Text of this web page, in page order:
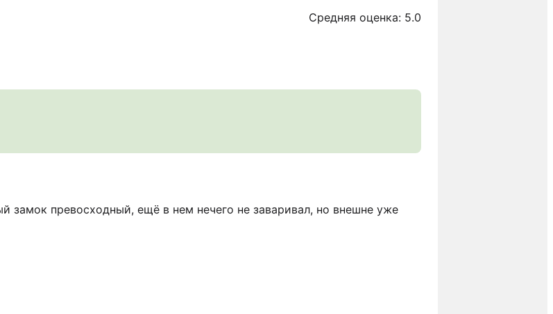
Средняя оценка: 5.0
замок превосходный, ещё в нем нечего не заваривал, но внешне уже